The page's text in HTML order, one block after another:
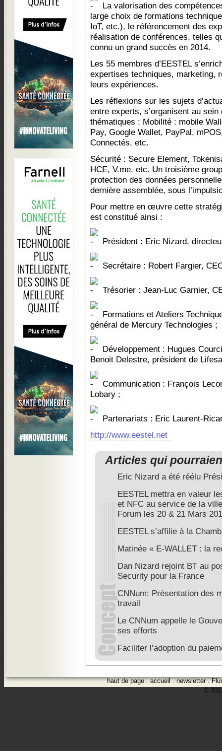
La valorisation des
large choix de formations
IoT, etc.), le référencement des
réalisation de conférences, telles
connu un grand succès en 2014.
Les 55 membres d’EESTEL
expertises techniques, marketing,
leurs expériences.
Les réflexions sur les sujets
entre experts, s’organisent au
thématiques : Mobilité : mobile
Pay, Google Wallet, PayPal,
Connectés, etc.
Sécurité : Secure Element,
HCE, V.me, etc. Un troisième
protection des données
dernière assemblée, sous
Pour mettre en œuvre cette
est constitué ainsi :
Président : Eric Nizard,
Secrétaire : Robert Fargier,
Trésorier : Jean-Luc Garnier,
Formations et Ateliers
général de Mercury Technologies ;
Développement : Hugues
Benoit Delestre, président de
Communication : François
Lobary ;
Partenariats : Eric Laurent-
http://www.eestel.net
Articles qui
Eric Nizard a été réélu
EESTEL mettra en valeur
et NFC au service de la
Forum les 20 & 21 Mars
EESTEL s’affilie à la
Matinée « E-WALLET : la
Dan Nizard rejoint BT au
Security pour la France
CNNum: Présentation des
travail
Le CNNum appelle le
ses efforts
Faciliter l’adoption du
haut de page.accueil.newsletter.
©